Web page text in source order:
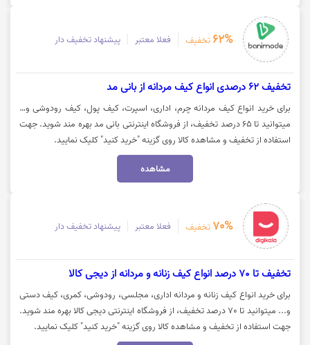
62% تخفیف فعلا معتبر پیشنهاد تخفیف دار
تخفیف 62 درصدی انواع کیف مردانه از بانی مد
برای خرید انواع کیف مردانه چرم، اداری، اسپرت، کیف پول، کیف رودوشی و…
میتوانید تا 65 درصد تخفیف، از فروشگاه اینترنتی بانی مد بهره مند شوید. جهت
استفاده از تخفیف و مشاهده کالا روی گزینه "خرید کنید" کلیک نمایید.
مشاهده
70% تخفیف فعلا معتبر پیشنهاد تخفیف دار
تخفیف تا 70 درصد انواع کیف زنانه و مردانه از دیجی کالا
برای خرید انواع کیف زنانه و مردانه اداری، مجلسی، رودوشی، کمری، کیف دستی
و... میتوانید تا 70 درصد تخفیف، از فروشگاه اینترنتی دیجی کالا بهره مند شوید.
جهت استفاده از تخفیف و مشاهده کالا روی گزینه "خرید کنید" کلیک نمایید.